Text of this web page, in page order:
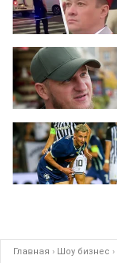
Главная › Шоу бизнес ›